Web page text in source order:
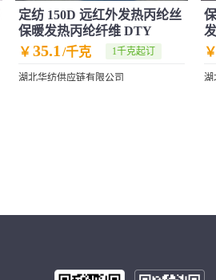
定纺 150D 远红外发热丙纶丝
保暖发热丙纶纤维 DTY
￥ 35.1 /千克 1千克起订
湖北华纺供应链有限公司
￥
湖